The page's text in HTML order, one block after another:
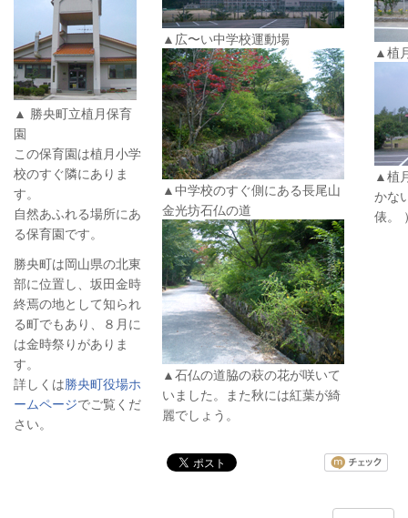
▲植
▲植
かな
俵。
▲広〜い中学校運動場
▲中学校のすぐ側にある長尾山
金光坊石仏の道
▲石仏の道脇の萩の花が咲いて
いました。また秋には紅葉が綺
麗でしょう。
▲ 勝央町立植月保育
園
この保育園は植月小学
校のすぐ隣にありま
す。
自然あふれる場所にあ
る保育園です。
勝央町は岡山県の北東
部に位置し、坂田金時
終焉の地として知られ
る町でもあり、８月に
は金時祭りがありま
す。
詳しくは勝央町役場ホ
ームページでご覧くだ
さい。